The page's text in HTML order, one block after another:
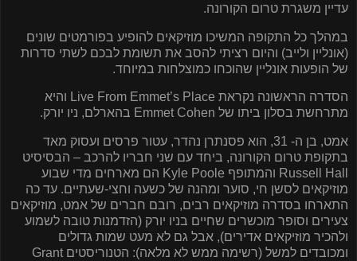
עדיין משגרת טרום הקורונה.
במהלך כל התקופה המשיכו מוזיקאים להופיע בפורמטים שונים
(אונליין ולייב) והיום רציתי להסב את תשומת לבכם לשתי סדרות
של הופעות אונליין שהוכחו כמוצלחות במיוחד.
הסדרה הראשונה נקראת Live From Emmet’s Place והיא
מתרחשת בסלון ביתו של Emmet Cohen בהארלם, ניו יורק.
אמט, בן ה- 31, הוא פסנתרן נהדר, עטור פרסים ועסוק מאד
בתקופת טרום הקורונה, ביחד עם שני חבריו להרכב – הבסיסיט
Russell Hall והמתופף Kyle Poole הם מארחים מדי שבוע
מוזיקאים לסשן חי, סוער ומהנה של כשעה וחצי-שעתיים. עד כה
התארחו בסדרה מוזיקאים רבים, רובם חברים של אמט, מוזיקאים
צעירים וסופר מוכשרים שחיים בניו יורק (הזדמנות טובה לשמוע
ולהכיר מוזיקאים אדירים), אבל גם לא מעט שמות גדולים
ומכובדים למשל (רשימה ממש לא מלאה): הטנוריסטים Grant